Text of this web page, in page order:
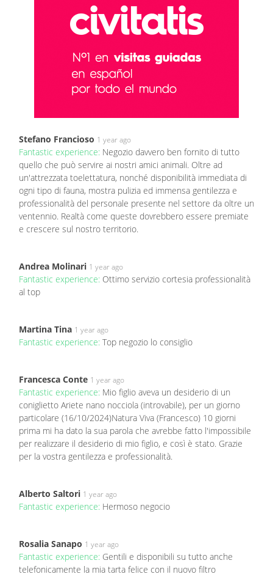
Stefano Francioso 1 year ago
Fantastic experience: Negozio davvero ben fornito di tutto
quello che può servire ai nostri amici animali. Oltre ad
un'attrezzata toelettatura, nonché disponibilità immediata di
ogni tipo di fauna, mostra pulizia ed immensa gentilezza e
professionalità del personale presente nel settore da oltre un
ventennio. Realtà come queste dovrebbero essere premiate
e crescere sul nostro territorio.
Andrea Molinari 1 year ago
Fantastic experience: Ottimo servizio cortesia professionalità
al top
Martina Tina 1 year ago
Fantastic experience: Top negozio lo consiglio
Francesca Conte 1 year ago
Fantastic experience: Mio figlio aveva un desiderio di un
coniglietto Ariete nano nocciola (introvabile), per un giorno
particolare (16/10/2024)Natura Viva (Francesco) 10 giorni
prima mi ha dato la sua parola che avrebbe fatto l'impossibile
per realizzare il desiderio di mio figlio, e così è stato. Grazie
per la vostra gentilezza e professionalità.
Alberto Saltori 1 year ago
Fantastic experience: Hermoso negocio
Rosalia Sanapo 1 year ago
Fantastic experience: Gentili e disponibili su tutto anche
telefonicamente la mia tarta felice con il nuovo filtro